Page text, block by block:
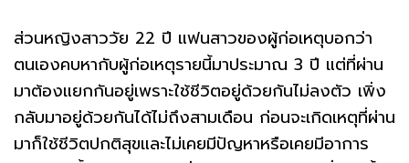
ส่วนหญิงสาววัย 22 ปี แฟนสาวของผู้ก่อเหตุบอกว่า
ตนเองคบหากับผู้ก่อเหตุรายนี้มาประมาณ 3 ปี แต่ที่ผ่าน
มาต้องแยกกันอยู่เพราะใช้ชีวิตอยู่ด้วยกันไม่ลงตัว เพิ่ง
กลับมาอยู่ด้วยกันได้ไม่ถึงสามเดือน ก่อนจะเกิดเหตุที่ผ่าน
มาก็ใช้ชีวิตปกติสุขและไม่เคยมีปัญหาหรือเคยมีอาการ